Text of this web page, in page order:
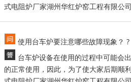
式电阻炉厂家湖州华红炉窑工程有限公
使用台车炉要注意哪些故障现象？ ?
台车炉设备在使用的过程中可能会
的正常使用，因此，为了使大家后期顺